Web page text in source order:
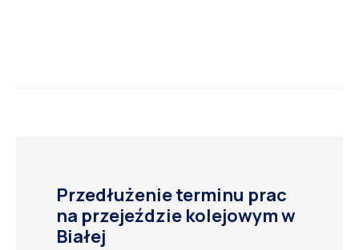
Przedłużenie terminu prac
na przejeździe kolejowym w
Białej